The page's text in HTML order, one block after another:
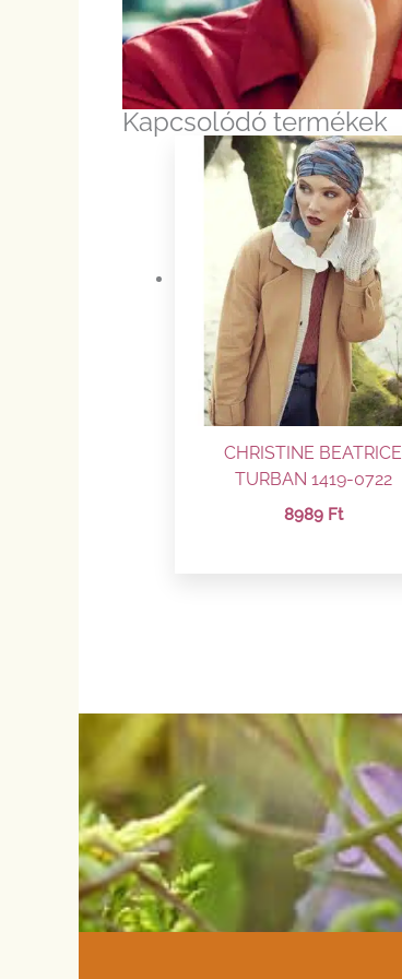
Kapcsolódó termékek
CHRISTINE BEATRICE
TURBAN 1419-0722
8989 Ft